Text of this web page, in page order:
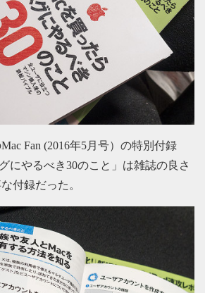
Fan (2016年5月号）の特別付録
にやるべき30のこと」は雑誌の良さ
付録だった。